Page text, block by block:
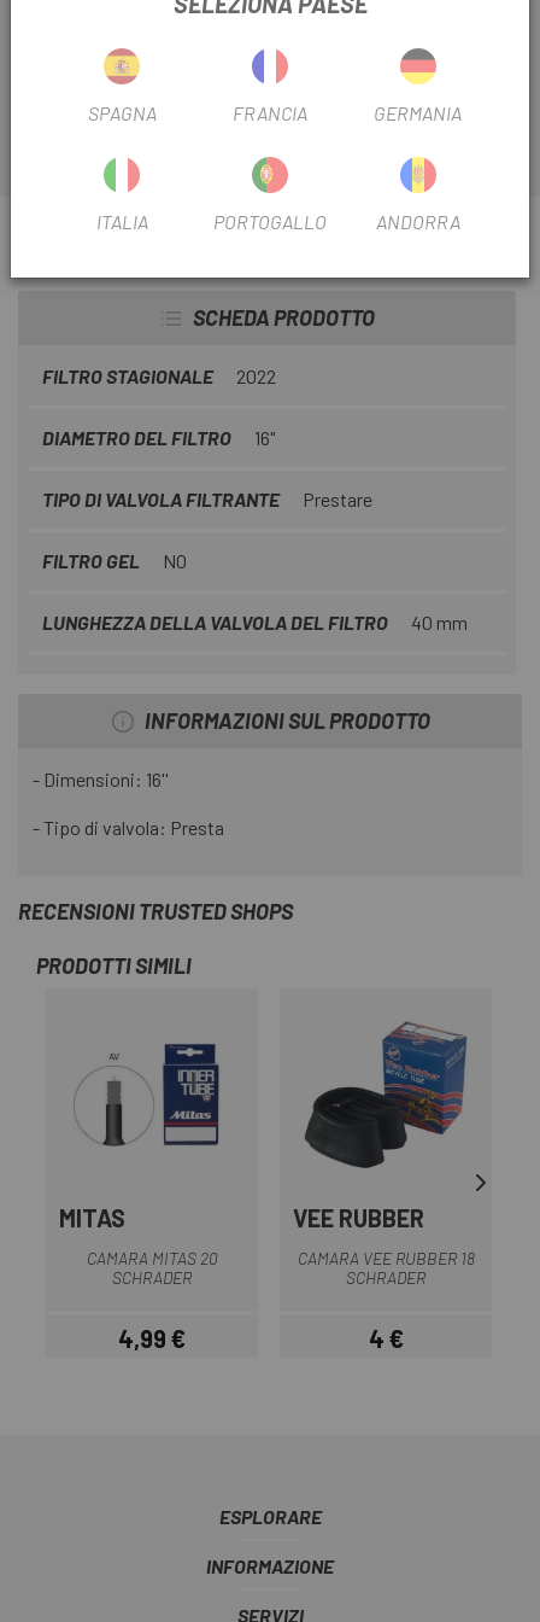
resistere alle condizioni climatiche.
INFORMAZIONI SU CAMARA DEESTONE 16"
SCHEDA PRODOTTO
FILTRO STAGIONALE 2022
DIAMETRO DEL FILTRO 16"
TIPO DI VALVOLA FILTRANTE Prestare
FILTRO GEL NO
LUNGHEZZA DELLA VALVOLA DEL FILTRO 40 mm
INFORMAZIONI SUL PRODOTTO
- Dimensioni: 16''
- Tipo di valvola: Presta
RECENSIONI TRUSTED SHOPS
PRODOTTI SIMILI
MITAS
CAMARA MITAS 20
SCHRADER
Prezzo
4,99 €
VEE RUBBER
CAMARA VEE RUBBER 18
SCHRADER
Prezzo
4 €
ESPLORARE
INFORMAZIONE
SERVIZI
SPAGNA FRANCIA GERMANIA
ITALIA PORTOGALLO ANDORRA